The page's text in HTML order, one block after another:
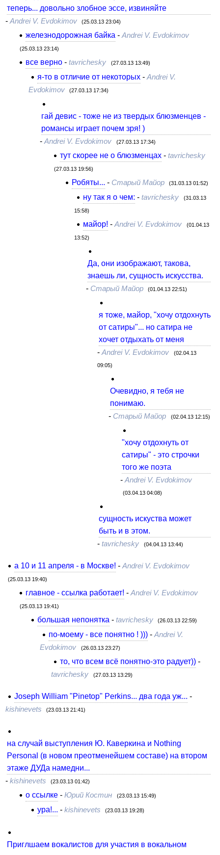
теперь... довольно злобное эссе, извиняйте
- Andrei V. Evdokimov (25.03.13 23:04)
железнодорожная байка -Andrei V. Evdokimov
(25.03.13 23:14)
все верно -tavrichesky (27.03.13 13:49)
я-то в отличие от некоторых- Andrei V.
Evdokimov
(27.03.13 17:34)
гай девис - тоже не из твердых блюзменцев -
романсы играет почем зря! )
- Andrei V. Evdokimov (27.03.13 17:34)
тут скорее не о блюзменцах -tavrichesky
(27.03.13 19:56)
Робяты... - Старый Майор (31.03.13 01:52)
ну так я о чем: -tavrichesky (31.03.13
15:58)
майор! -Andrei V. Evdokimov (01.04.13
13:52)
Да, они изображают, такова,
знаешь ли, сущность искусства.
- Старый Майор (01.04.13 22:51)
я тоже, майор, "хочу отдохнуть
от сатиры"... но сатира не
хочет отдыхать от меня
- Andrei V. Evdokimov (02.04.13
09:05)
Очевидно, я тебя не
понимаю.
- Старый Майор (02.04.13 12:15)
"хочу отдохнуть от
сатиры" - это строчки
того же поэта
- Andrei V. Evdokimov
(03.04.13 04:08)
сущность искуства может
быть и в этом.
- tavrichesky (04.04.13 13:44)
а 10 и 11 апреля - в Москве! - Andrei V. Evdokimov
(25.03.13 19:40)
главное - ссылка работает! -Andrei V. Evdokimov
(25.03.13 19:41)
большая непонятка - tavrichesky (26.03.13 22:59)
по-моему - все понятно ! )))- Andrei V.
Evdokimov
(26.03.13 23:27)
то, что всем всё понятно-это радует)) -
tavrichesky (27.03.13 13:29)
Joseph William "Pinetop" Perkins... два года уж... -
kishinevets (23.03.13 21:41)
на случай выступления Ю. Каверкина и Nothing
Personal (в новом преотменейшем составе) на втором
этаже ДУДа намедни...
- kishinevets (23.03.13 01:42)
о ссылке -Юрий Костин (23.03.13 15:49)
ура!... - kishinevets (23.03.13 19:28)
Приглшаем вокалистов для участия в вокальном